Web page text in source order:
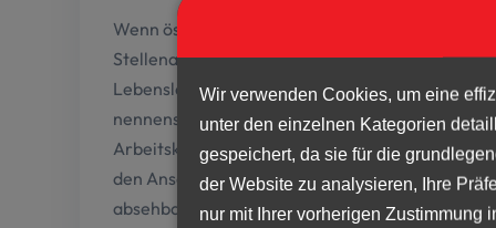
Wir verwenden Cookies, um eine
unter den einzelnen Kategorien
gespeichert, da sie für die
der Website zu analysieren, Ihre
nur mit Ihrer vorherigen Zustimmung
Wenn österreichische Unternehmen
Stellenanzeige für eine offene Stelle im
Lebensläufe eingehen und geeignete
nennenswerte Fortschritte erzielt werden und
Arbeitskräfte eingehen. Da nur eine begrenzte
den Anschein haben, als würden Sie diese
absehbarer Zeit. Auch wenn es dafür mehrere